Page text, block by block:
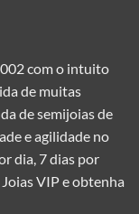
com o intuito
de muitas
de semijoias de
e agilidade no
dia, 7 dias por
VIP e obtenha